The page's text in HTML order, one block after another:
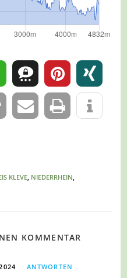
0
KLEVE NIEDERRHEIN
KOMMENTAR
ANTWORTEN